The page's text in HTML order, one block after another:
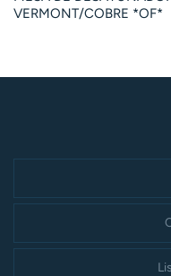
VERMONT/COBRE *OF*